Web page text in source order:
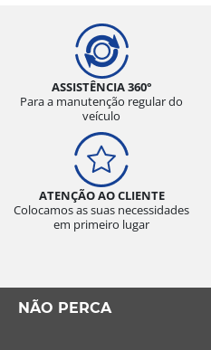
ASSISTÊNCIA 360°
Para a manutenção regular do
veículo
ATENÇÃO AO CLIENTE
Colocamos as suas necessidades
em primeiro lugar
NÃO PERCA